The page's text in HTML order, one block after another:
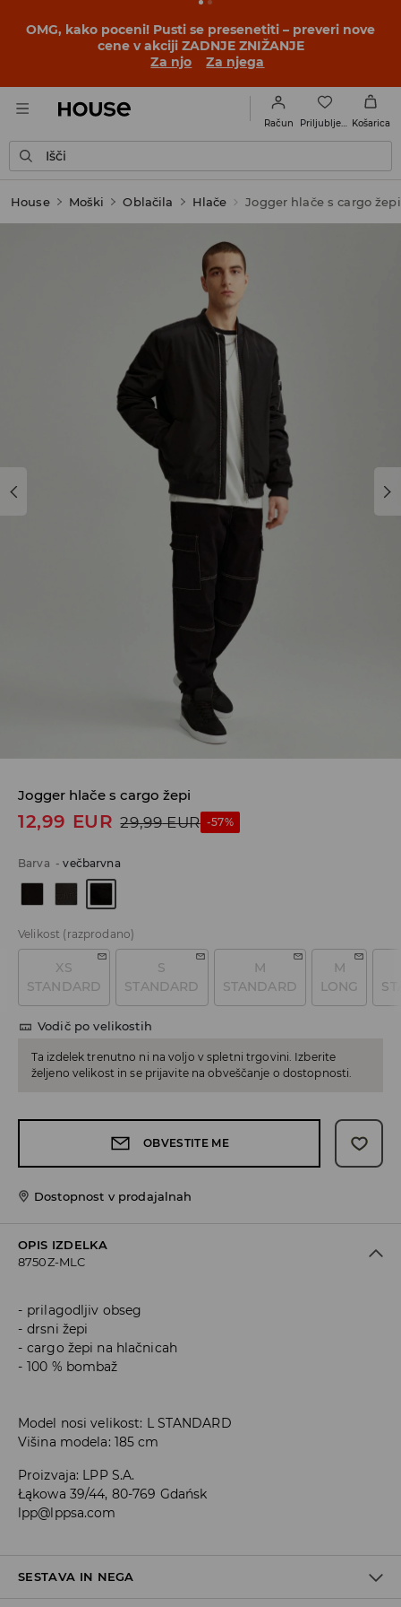
OMG, kako poceni! Pusti se presenetiti – preveri nove
cene v akciji ZADNJE ZNIŽANJE
Za njo
Za njega
Račun Košarica
Išči
House Moški Oblačila Hlače Jogger hlače s cargo žepi
Jogger hlače s cargo žepi
12,99 EUR 29,99 EUR -57%
Barva -večbarvna
Velikost (razprodano)
XS
STANDARD
S
STANDARD
M
STANDARD
M
LONG
Vodič po velikostih
Ta izdelek trenutno ni na voljo v spletni trgovini. Izberite
željeno velikost in se prijavite na obveščanje o dostopnosti.
OBVESTITE ME
Dostopnost v prodajalnah
OPIS IZDELKA
8750Z-MLC
prilagodljiv obseg
drsni žepi
cargo žepi na hlačnicah
100 % bombaž
Model nosi velikost: L STANDARD
Višina modela: 185 cm
Proizvaja: LPP S.A.
Łąkowa 39/44, 80-769 Gdańsk
lpp@lppsa.com
SESTAVA IN NEGA